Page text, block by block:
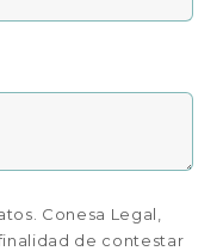
Conesa Legal,
de contestar